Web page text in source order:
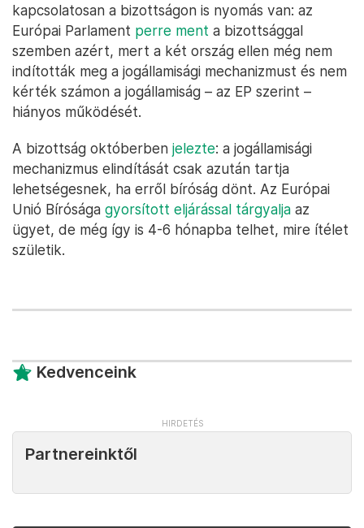
kapcsolatosan a bizottságon is nyomás van: az
Európai Parlament perre ment a bizottsággal
szemben azért, mert a két ország ellen még nem
indították meg a jogállamisági mechanizmust és nem
kérték számon a jogállamiság – az EP szerint –
hiányos működését.
A bizottság októberben jelezte: a jogállamisági
mechanizmus elindítását csak azután tartja
lehetségesnek, ha erről bíróság dönt. Az Európai
Unió Bírósága gyorsított eljárással tárgyalja az
ügyet, de még így is 4-6 hónapba telhet, mire ítélet
születik.
Kedvenceink
Partnereinktől